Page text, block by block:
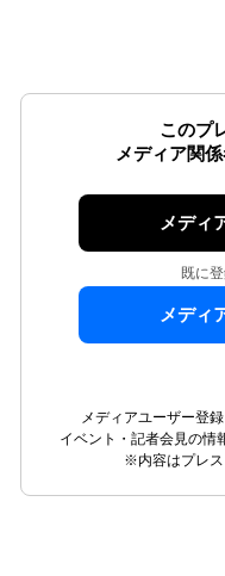
このプ
メディア関
メディ
既に
メディ
メディアユーザー登
イベント・記者会見の情
※内容はプレス